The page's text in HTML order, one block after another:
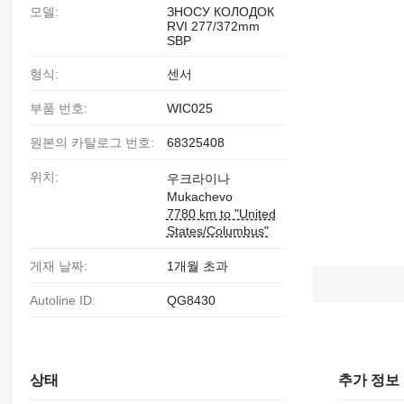
모델:
ЗНОСУ КОЛОДОК
RVI 277/372mm
SBP
형식: 센서
부품 번호: WIC025
원본의 카탈로그 번호: 68325408
위치:
우크라이나
Mukachevo
7780 km to "United
States/Columbus"
게재 날짜: 1개월 초과
Autoline ID: QG8430
상태 추가 정보